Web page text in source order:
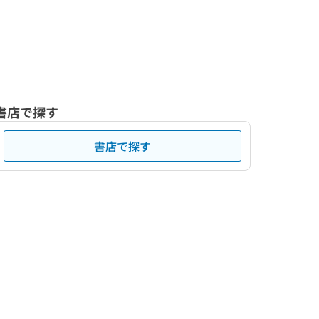
店で探す
書店で探す